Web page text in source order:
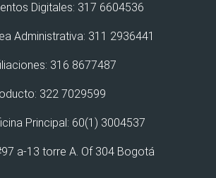
Digitales: 317 6604536
Administrativa: 311 2936441
316 8677487
322 7029599
Principal: 60(1) 3004537
a-13 torre A. Of 304 Bogotá